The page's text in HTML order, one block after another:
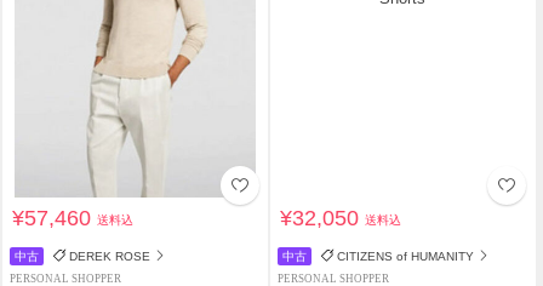
¥57,460送料込
中古 DEREK ROSE
PERSONAL SHOPPER
¥32,050送料込
中古 CITIZENS of HUMANITY
PERSONAL SHOPPER